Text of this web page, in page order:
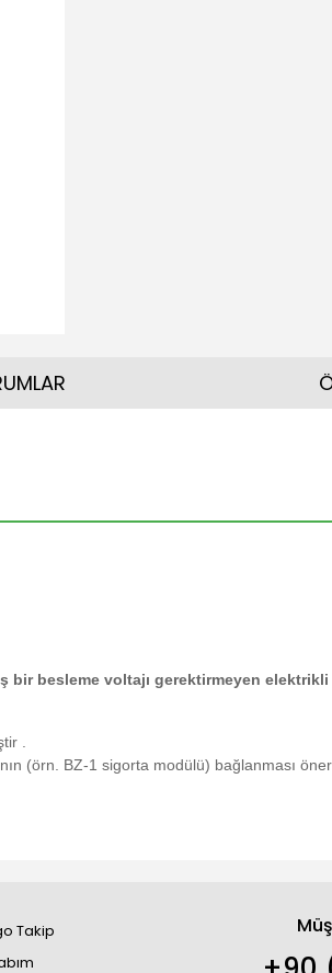
besleme voltajı gerektirmeyen
.
(örn. BZ-1 sigorta modülü) bağlanması
Takip